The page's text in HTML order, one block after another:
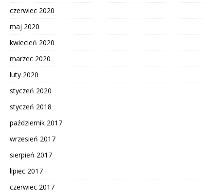
czerwiec 2020
maj 2020
kwiecień 2020
marzec 2020
luty 2020
styczeń 2020
styczeń 2018
październik 2017
wrzesień 2017
sierpień 2017
lipiec 2017
czerwiec 2017